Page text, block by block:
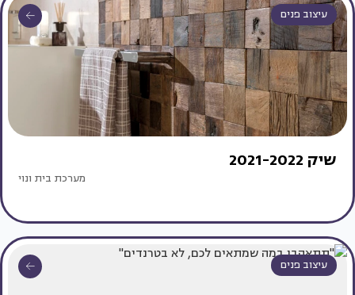
עיצוב פנים
שיק 2021-2022
מערכת בית ונוי
עיצוב פנים